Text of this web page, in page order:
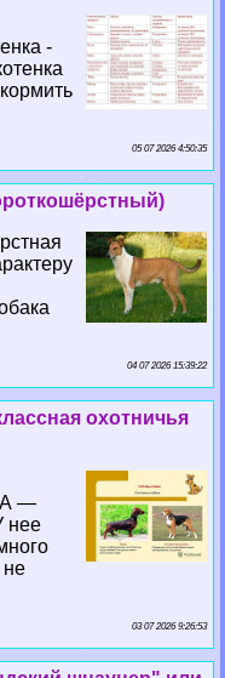
-
05 07 2026 4:50:35
04 07 2026 15:39:22
охотничья
—
нее
не
03 07 2026 9:26:53